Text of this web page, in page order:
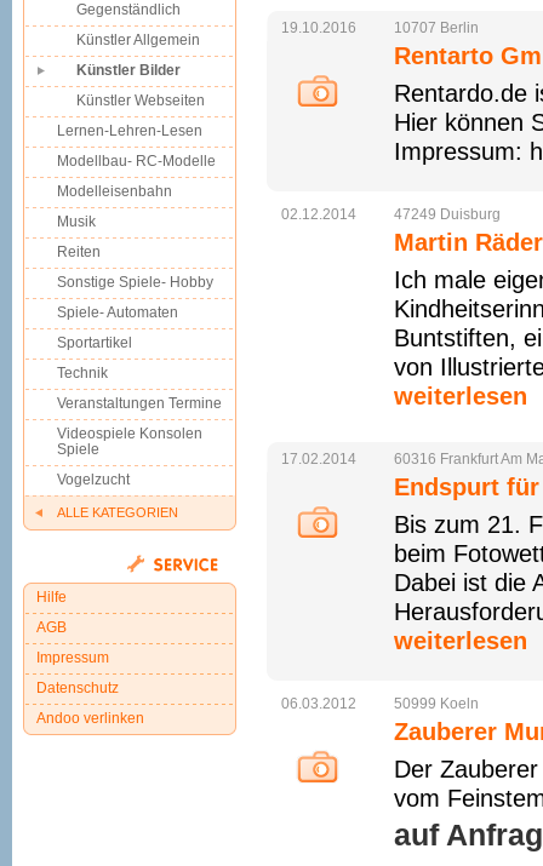
19.10.2016 10707 Berlin
Rentarto
Rentardo.de
Hier können
Impressum:
02.12.2014 47249 Duisburg
Martin
Ich male
Buntstiften,
von
weiterlesen
17.02.2014 60316 FrankfurtAm
Endspurt
Bis zum 21.
beim
Dabei ist die
weiterlesen
06.03.2012 50999 Koeln
Zauberer
Der
vom
auf
Gegenständlich
Künstler Allgemein
Künstler Bilder
Künstler Webseiten
Lernen-Lehren-Lesen
Modellbau- RC-Modelle
Modelleisenbahn
Musik
Reiten
Sonstige Spiele- Hobby
Spiele- Automaten
Sportartikel
Technik
Veranstaltungen Termine
Videospiele Konsolen
Spiele
Vogelzucht
ALLE KATEGORIEN
Hilfe
AGB
Impressum
Datenschutz
Andoo verlinken